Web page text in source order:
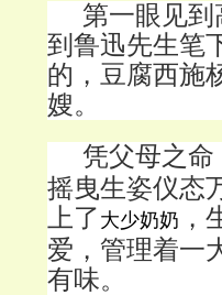
第一眼见
到鲁迅先生笔
的，豆腐西施
嫂。
凭父母之命
摇曳生姿仪态
上了 大少奶奶 ，
爱，管理着一
有味。